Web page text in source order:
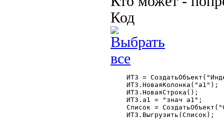
Код
ИТЗ =
ИТЗ.НоваяКолонка("а1");
ИТЗ.НоваяСтрока();
ИТЗ.а1 = "знач а1";
Список =
ИТЗ.Выгрузить(Список);